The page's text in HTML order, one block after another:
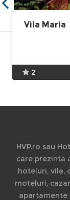
Vila Maria
2
HVP.ro sau
care prezinta
hoteluri, vile,
moteluri,
apartamente